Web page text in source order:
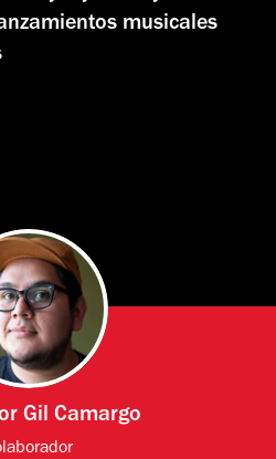
musicales
Gil Camargo